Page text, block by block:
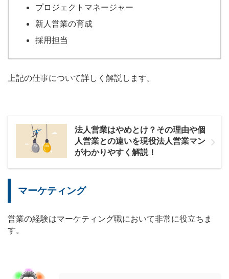
プロジェクトマネージャー
新人営業の育成
採用担当
上記の仕事について詳しく解説します。
法人営業はやめとけ？その理由や個
人営業との違いを現役法人営業マン
がわかりやすく解説！
マーケティング
営業の経験はマーケティング職において非常に役立ちま
す。